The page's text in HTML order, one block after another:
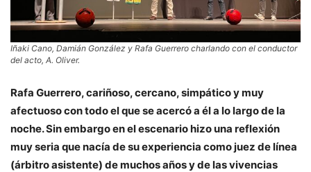
Iñaki Cano, Damián González y Rafa Guerrero charlando con el conductor
del acto, A. Oliver.
Rafa Guerrero, cariñoso, cercano, simpático y muy
afectuoso con todo el que se acercó a él a lo largo de la
noche. Sin embargo en el escenario hizo una reflexión
muy seria que nacía de su experiencia como juez de línea
(árbitro asistente) de muchos años y de las vivencias